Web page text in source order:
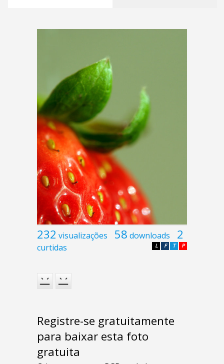
232 visualizações 58 downloads 2
curtidas P
T
F
L
Registre-se gratuitamente
para baixar esta foto
gratuita